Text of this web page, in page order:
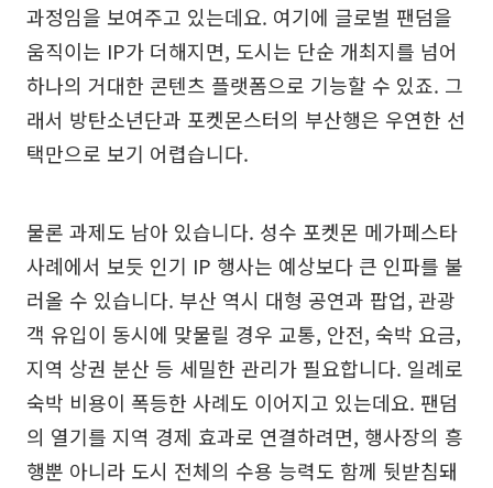
과정임을 보여주고 있는데요. 여기에 글로벌 팬덤을
움직이는 IP가 더해지면, 도시는 단순 개최지를 넘어
하나의 거대한 콘텐츠 플랫폼으로 기능할 수 있죠. 그
래서 방탄소년단과 포켓몬스터의 부산행은 우연한 선
택만으로 보기 어렵습니다.
물론 과제도 남아 있습니다. 성수 포켓몬 메가페스타
사례에서 보듯 인기 IP 행사는 예상보다 큰 인파를 불
러올 수 있습니다. 부산 역시 대형 공연과 팝업, 관광
객 유입이 동시에 맞물릴 경우 교통, 안전, 숙박 요금,
지역 상권 분산 등 세밀한 관리가 필요합니다. 일례로
숙박 비용이 폭등한 사례도 이어지고 있는데요. 팬덤
의 열기를 지역 경제 효과로 연결하려면, 행사장의 흥
행뿐 아니라 도시 전체의 수용 능력도 함께 뒷받침돼